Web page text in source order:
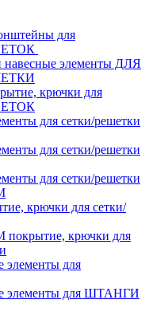
для
навесные элементы ДЛЯ
крючки для
для сетки/решетки
для сетки/решетки
для сетки/решетки
крючки для сетки/
крючки для
элементы для
элементы для ШТАНГИ